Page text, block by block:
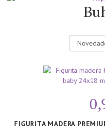
FIGURITA MADERA